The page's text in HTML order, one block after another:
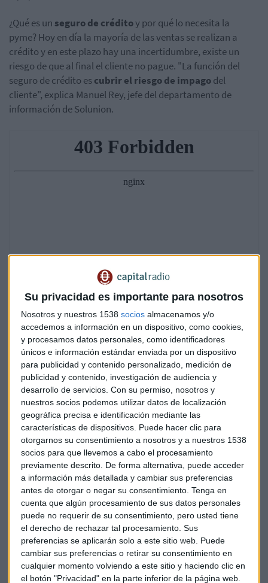
Su privacidad es importante para nosotros
Nosotros y nuestros 1538 socios almacenamos y/o
accedemos a información en un dispositivo, como cookies,
y procesamos datos personales, como identificadores
únicos e información estándar enviada por un dispositivo
para publicidad y contenido personalizado, medición de
publicidad y contenido, investigación de audiencia y
desarrollo de servicios. Con su permiso, nosotros y
nuestros socios podemos utilizar datos de localización
geográfica precisa e identificación mediante las
características de dispositivos. Puede hacer clic para
otorgarnos su consentimiento a nosotros y a nuestros 1538
socios para que llevemos a cabo el procesamiento
previamente descrito. De forma alternativa, puede acceder
a información más detallada y cambiar sus preferencias
antes de otorgar o negar su consentimiento. Tenga en
cuenta que algún procesamiento de sus datos personales
puede no requerir de su consentimiento, pero usted tiene
el derecho de rechazar tal procesamiento. Sus
preferencias se aplicarán solo a este sitio web. Puede
cambiar sus preferencias o retirar su consentimiento en
cualquier momento volviendo a este sitio y haciendo clic en
el botón "Privacidad" en la parte inferior de la página web.
¿Qué es un seguro de créditoy por qué lo necesita la
pyme? Hoy en día la mayoría delas ventas se realizan a
crédito y en este plazo hay una incertidumbre, existeun
riesgo de que al final el cliente no pague. "La función del
seguro de crédito escubrir el riesgo de impagodel
cliente", explica Manuel Rey, jefe del departamento de
información de Solunion.
Para evitar ese impago, las empresas de seguros de crédito
analizan aquellas empresas a las que se realizan las ventas.
"A diferencia del seguro tradicional que todos conocemos,
la relación del seguro de crédito comienza en el
momento en el que se firma la pólizay no se espera a que
ocurra un siniestro", matiza Manuel Rey.
Cuando hablamos de seguros de crédito, hacemos
referencia tanto al mercado doméstico como al
internacional, aunque se suele vincular más al negocio
exportador. "Normalmente, cuando sales al exterior
conoces menos a las empresas con las que vas a tratar y
necesitas conocer cómo está la compañía o el país, pero
el mercado doméstico también es relevante", asegura el
jefe del departamento de información de Solunion.